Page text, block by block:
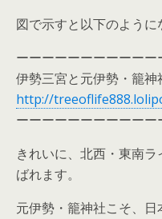
図で示すと以下のように
ーーーーーーーーーー
伊勢三宮と元伊勢・籠神
http://
ーーーーーーーーーー
きれいに、北西・東南
ばれます。
元伊勢・籠神社こそ、